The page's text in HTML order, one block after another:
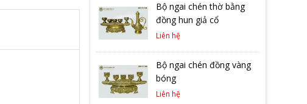
Bộ ngai chén thờ bằng
đồng hun giả cổ
Liên hệ
Bộ ngai chén đồng vàng
bóng
Liên hệ